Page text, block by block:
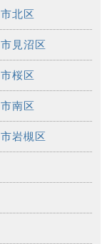
北区
見沼区
桜区
南区
岩槻区